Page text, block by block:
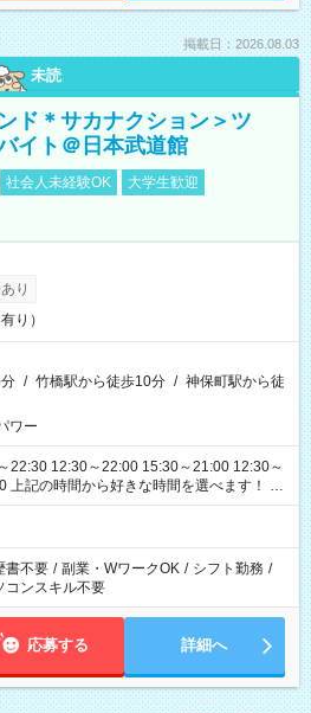
掲載日：2026.08.03
未読
ド＊サカナクション＞ツ
イト＠日本武道館
社会人未経験OK
大学生歓迎
り
り）
/ 竹橋駅から徒歩10分 / 神保町駅から徒
ワー
22:30 12:30～22:00 15:30～21:00 12:30～
※
能性があります
書不要 / 副業・WワークOK / シフト勤務 /
コンスキル不要
応募する 詳細へ